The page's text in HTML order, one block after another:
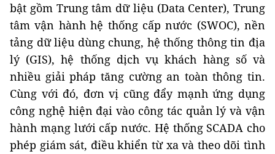
bật gồm Trung tâm dữ liệu (Data Center), Trung
tâm vận hành hệ thống cấp nước (SWOC), nền
tảng dữ liệu dùng chung, hệ thống thông tin địa
lý (GIS), hệ thống dịch vụ khách hàng số và
nhiều giải pháp tăng cường an toàn thông tin.
Cùng với đó, đơn vị cũng đẩy mạnh ứng dụng
công nghệ hiện đại vào công tác quản lý và vận
hành mạng lưới cấp nước. Hệ thống SCADA cho
phép giám sát, điều khiển từ xa và theo dõi tình